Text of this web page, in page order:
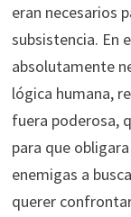
eran necesarios
subsistencia. En
absolutamente
lógica humana,
fuera poderosa,
para que
enemigas a
querer